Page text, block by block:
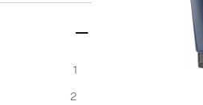
1
2